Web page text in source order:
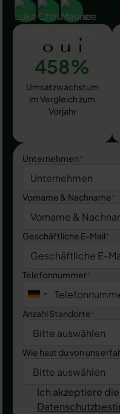
458%
Umsatzwachstum
im Vergleich zum
Vorjahr
Unternehmen*
Vorname & Nachname*
Geschäftliche E-Mail*
Telefonnummer*
Anzahl Standorte*
Wie hast du von uns
Ich akzeptiere die